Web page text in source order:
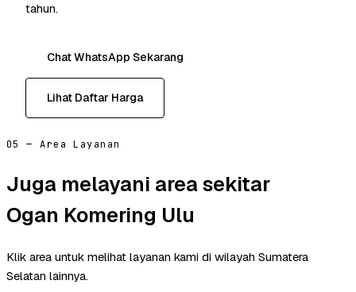
tahun.
Chat WhatsApp Sekarang
Lihat Daftar Harga
05 — Area Layanan
Juga melayani area sekitar
Ogan Komering Ulu
Klik area untuk melihat layanan kami di wilayah Sumatera
Selatan lainnya.